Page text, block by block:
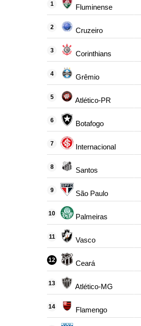
1 Fluminense
2 Cruzeiro
3 Corinthians
4 Grêmio
5 Atlético-PR
6 Botafogo
7 Internacional
8 Santos
9 São Paulo
10 Palmeiras
11 Vasco
12 Ceará
13 Atlético-MG
14 Flamengo